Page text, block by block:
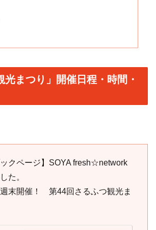
光まつり」開催日程・時間・
ックページ】SOYA fresh☆network
た。
週末開催！ 第44回さるふつ観光ま